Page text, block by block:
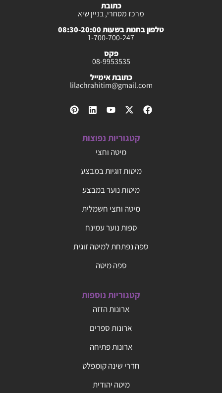
כתובת
מרכז מסחרי, בניין שיא
טלפון בחנות בשעות 08:30-20:00
1-700-700-247
פקס
08-9953535
כתובת אימייל
lilachrahitim@gmail.com
קטגוריות נפוצות
מיטה וחצי
מיטות זוגיות במבצע
מיטות נוער במבצע
מיטה וחצי חשמלית
ספות נוער עמינח
ספה נפתחת למיטה זוגית
ספה מיטה
קטגוריות נוספות
ארונות הזזה
ארונות ספרים
ארונות פתיחה
חדרי שינה קומפלט
מיטה יהודית